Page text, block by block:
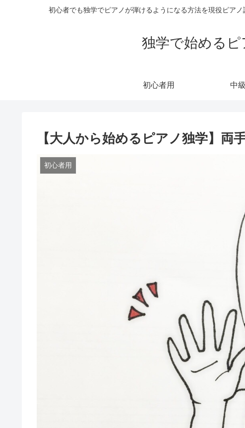
初心者でも独学でピアノが弾けるようになる方法を現役ピア
独学で始める
初心者用 中
【大人から始めるピアノ独学】
初心者用